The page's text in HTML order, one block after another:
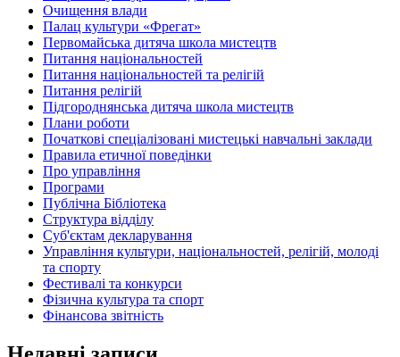
Очищення влади
Палац культури «Фрегат»
Первомайська дитяча школа мистецтв
Питання національностей
Питання національностей та релігій
Питання релігій
Підгороднянська дитяча школа мистецтв
Плани роботи
Початкові спеціалізовані мистецькі навчальні заклади
Правила етичної поведінки
Про управління
Програми
Публічна Бібліотека
Структура відділу
Суб'єктам декларування
Управління культури, національностей, релігій, молоді
та спорту
Фестивалі та конкурси
Фізична культура та спорт
Фінансова звітність